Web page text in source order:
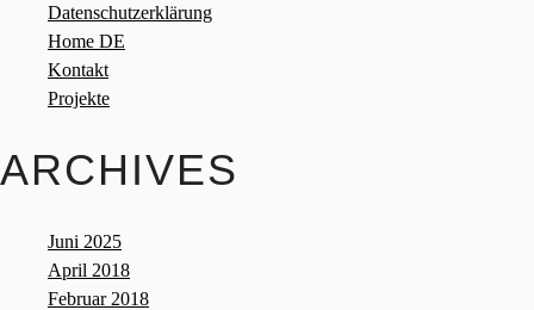
Datenschutzerklärung
Home DE
Kontakt
Projekte
ARCHIVES
Juni 2025
April 2018
Februar 2018